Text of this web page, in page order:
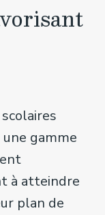
gamme
à atteindre
plan de